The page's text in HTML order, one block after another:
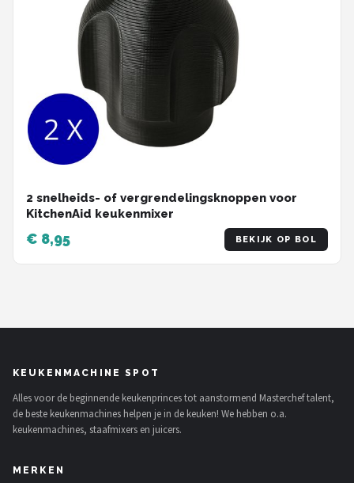
2 snelheids- of vergrendelingsknoppen voor
KitchenAid keukenmixer
€ 8,95 BEKIJK OP BOL
KEUKENMACHINE SPOT
Alles voor de beginnende keukenprinces tot aanstormend Masterchef talent,
de beste keukenmachines helpen je in de keuken! We hebben o.a.
keukenmachines, staafmixers en juicers.
MERKEN